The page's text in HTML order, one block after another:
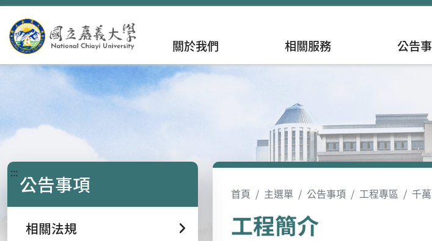
關於我們 相關服務 公告
::: 公告事項
相關法規
首頁 主選單 公告事項 工程專區 千
工程簡介